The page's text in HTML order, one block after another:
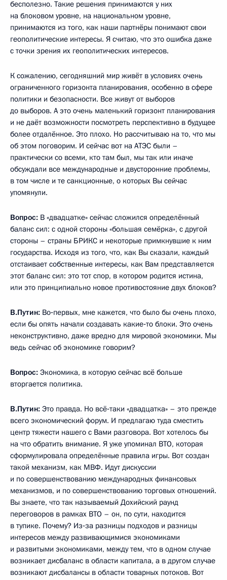
бесполезно. Такие решения принимаются у них
на блоковом уровне, на национальном уровне,
принимаются из того, как наши партнёры понимают свои
геополитические интересы. Я считаю, что это ошибка даже
с точки зрения их геополитических интересов.
К сожалению, сегодняшний мир живёт в условиях очень
ограниченного горизонта планирования, особенно в сфере
политики и безопасности. Все живут от выборов
до выборов. А это очень маленький горизонт планирования
и не даёт возможности посмотреть перспективно в будущее
более отдалённое. Это плохо. Но рассчитываю на то, что мы
об этом поговорим. И сейчас вот на АТЭС были –
практически со всеми, кто там был, мы так или иначе
обсуждали все международные и двусторонние проблемы,
в том числе и те санкционные, о которых Вы сейчас
упомянули.
Вопрос: В «двадцатке» сейчас сложился определённый
баланс сил: с одной стороны «большая семёрка», с другой
стороны ­­­– страны БРИКС и некоторые примкнувшие к ним
государства. Исходя из того, что, как Вы сказали, каждый
отстаивает собственные интересы, как Вам представляется
этот баланс сил: это тот спор, в котором родится истина,
или это принципиально новое противостояние двух блоков?
В.Путин: Во‑первых, мне кажется, что было бы очень плохо,
если бы опять начали создавать какие‑то блоки. Это очень
неконструктивно, даже вредно для мировой экономики. Мы
ведь сейчас об экономике говорим?
Вопрос: Экономика, в которую сейчас всё больше
вторгается политика.
В.Путин: Это правда. Но всё‑таки «двадцатка» – это прежде
всего экономический форум. И предлагаю туда сместить
центр тяжести нашего с Вами разговора. Вот хотелось бы
на что обратить внимание. Я уже упоминал ВТО, которая
сформулировала определённые правила игры. Вот создан
такой механизм, как МВФ. Идут дискуссии
и по совершенствованию международных финансовых
механизмов, и по совершенствованию торговых отношений.
Вы знаете, что так называемый Дохийский раунд
переговоров в рамках ВТО – он, по сути, находится
в тупике. Почему? Из‑за разницы подходов и разницы
интересов между развивающимися экономиками
и развитыми экономиками, между тем, что в одном случае
возникает дисбаланс в области капитала, а в другом случае
возникают дисбалансы в области товарных потоков. Вот